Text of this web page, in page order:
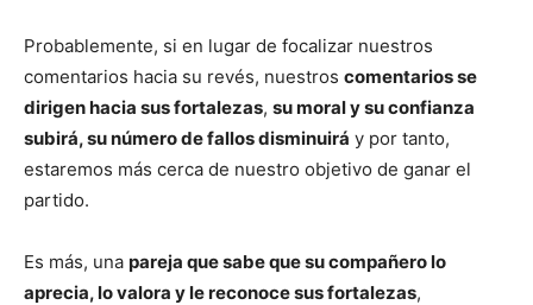
Probablemente, si en lugar de focalizar nuestros
comentarios hacia su revés, nuestros comentarios se
dirigen hacia sus fortalezas, su moral y su confianza
subirá, su número de fallos disminuirá y por tanto,
estaremos más cerca de nuestro objetivo de ganar el
partido.
Es más, una pareja que sabe que su compañero lo
aprecia, lo valora y le reconoce sus fortalezas,